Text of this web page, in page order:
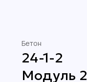
Бетон
24-1-2
Модуль 2